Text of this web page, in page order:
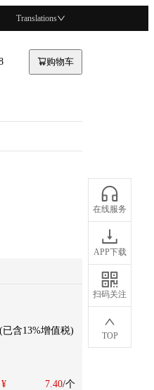
Translations
购物车
在线服务
APP下载
扫码关注
TOP
(已含13%增值税)
¥
7.40/个